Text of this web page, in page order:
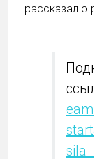
рассказал о